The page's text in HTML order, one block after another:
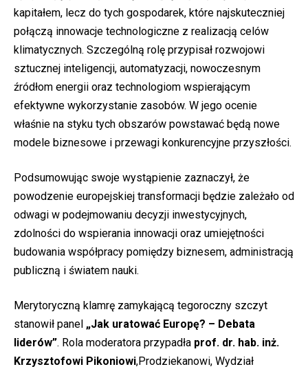
kapitałem, lecz do tych gospodarek, które najskuteczniej
połączą innowacje technologiczne z realizacją celów
klimatycznych. Szczególną rolę przypisał rozwojowi
sztucznej inteligencji, automatyzacji, nowoczesnym
źródłom energii oraz technologiom wspierającym
efektywne wykorzystanie zasobów. W jego ocenie
właśnie na styku tych obszarów powstawać będą nowe
modele biznesowe i przewagi konkurencyjne przyszłości.
Podsumowując swoje wystąpienie zaznaczył, że
powodzenie europejskiej transformacji będzie zależało od
odwagi w podejmowaniu decyzji inwestycyjnych,
zdolności do wspierania innowacji oraz umiejętności
budowania współpracy pomiędzy biznesem, administracją
publiczną i światem nauki.
Merytoryczną klamrę zamykającą tegoroczny szczyt
stanowił panel „Jak uratować Europę? – Debata
liderów”. Rola moderatora przypadła prof. dr. hab. inż.
Krzysztofowi Pikoniowi,Prodziekanowi, Wydział